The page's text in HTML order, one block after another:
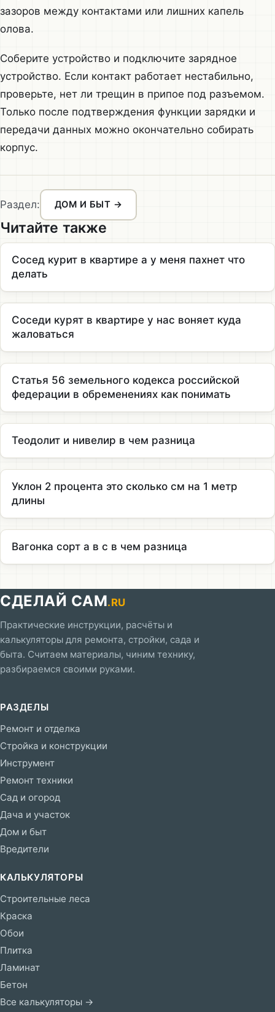
зазоров между контактами или лишних капель
олова.
Соберите устройство и подключите зарядное
устройство. Если контакт работает нестабильно,
проверьте, нет ли трещин в припое под разъемом.
Только после подтверждения функции зарядки и
передачи данных можно окончательно собирать
корпус.
Раздел: ДОМ И БЫТ →
Читайте также
Сосед курит в квартире а у меня пахнет что
делать
Соседи курят в квартире у нас воняет куда
жаловаться
Статья 56 земельного кодекса российской
федерации в обременениях как понимать
Теодолит и нивелир в чем разница
Уклон 2 процента это сколько см на 1 метр
длины
Вагонка сорт а в с в чем разница
СДЕЛАЙ САМ.RU
Практические инструкции, расчёты и
калькуляторы для ремонта, стройки, сада и
быта. Считаем материалы, чиним технику,
разбираемся своими руками.
РАЗДЕЛЫ
Ремонт и отделка
Стройка и конструкции
Инструмент
Ремонт техники
Сад и огород
Дача и участок
Дом и быт
Вредители
КАЛЬКУЛЯТОРЫ
Строительные леса
Краска
Обои
Плитка
Ламинат
Бетон
Все калькуляторы →